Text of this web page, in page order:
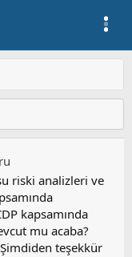
riski analizleri ve
kapsamında
mu acaba?
teşekkür